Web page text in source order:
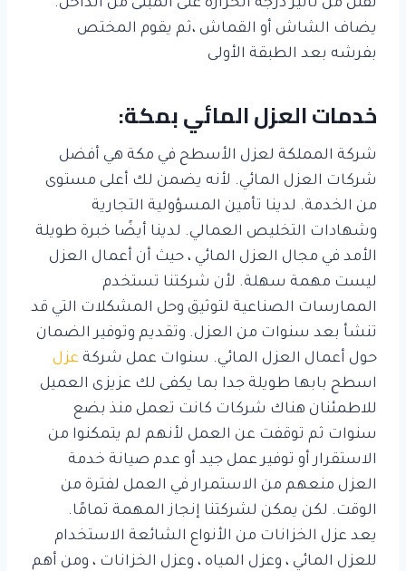
تقلل من تأثير درجة الحرارة على المبنى من الداخل.
يضاف الشاش أو القماش ،ثم يقوم المختص
بفرشه بعد الطبقة الأولى
خدمات العزل المائي بمكة:
شركة المملكة لعزل الأسطح في مكة هي أفضل
شركات العزل المائي. لأنه يضمن لك أعلى مستوى
من الخدمة. لدينا تأمين المسؤولية التجارية
وشهادات التخليص العمالي. لدينا أيضًا خبرة طويلة
الأمد في مجال العزل المائي ، حيث أن أعمال العزل
ليست مهمة سهلة. لأن شركتنا تستخدم
الممارسات الصناعية لتوثيق وحل المشكلات التي قد
تنشأ بعد سنوات من العزل. وتقديم وتوفير الضمان
حول أعمال العزل المائي. سنوات عمل شركة عزل
اسطح بابها طويلة جدا بما يكفى لك عزيزى العميل
للاطمئنان هناك شركات كانت تعمل منذ بضع
سنوات ثم توقفت عن العمل لأنهم لم يتمكنوا من
الاستقرار أو توفير عمل جيد أو عدم صيانة خدمة
العزل منعهم من الاستمرار في العمل لفترة من
الوقت. لكن يمكن لشركتنا إنجاز المهمة تمامًا.
يعد عزل الخزانات من الأنواع الشائعة الاستخدام
للعزل المائي ، وعزل المياه ، وعزل الخزانات ، ومن أهم